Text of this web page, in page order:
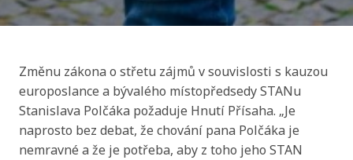
Změnu zákona o střetu zájmů v souvislosti s kauzou
europoslance a bývalého místopředsedy STANu
Stanislava Polčáka požaduje Hnutí Přísaha. „Je
naprosto bez debat, že chování pana Polčáka je
nemravné a že je potřeba, aby z toho jeho STAN